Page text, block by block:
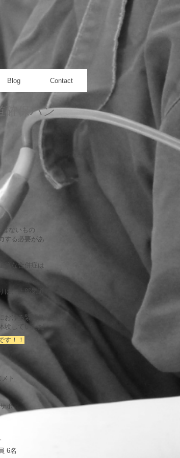
Blog Contact
確保ハン
ないもの
する必要があ
篤な合併症は
、上部気道
ける緊急気
験していただ
す！！
ト
ポ
6名